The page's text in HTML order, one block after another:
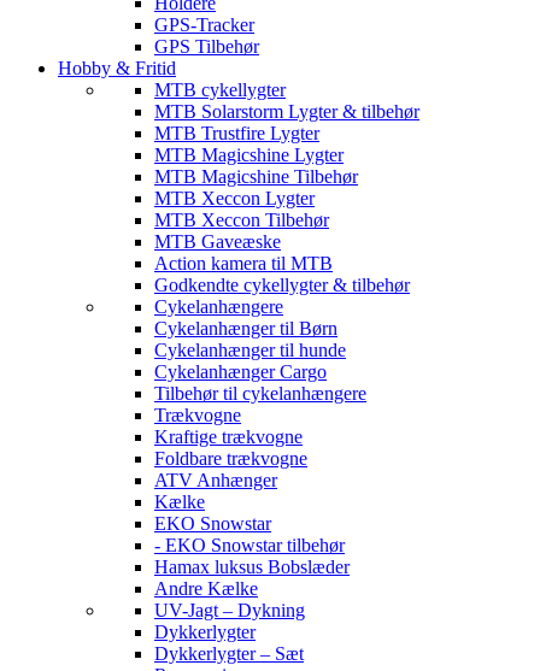
GPS-Tracker
GPS Tilbehør
Hobby & Fritid
MTB cykellygter
MTB Solarstorm Lygter & tilbehør
MTB Trustfire Lygter
MTB Magicshine Lygter
MTB Magicshine Tilbehør
MTB Xeccon Lygter
MTB Xeccon Tilbehør
MTB Gaveæske
Action kamera til MTB
Godkendte cykellygter & tilbehør
Cykelanhængere
Cykelanhænger til Børn
Cykelanhænger til hunde
Cykelanhænger Cargo
Tilbehør til cykelanhængere
Trækvogne
Kraftige trækvogne
Foldbare trækvogne
ATV Anhænger
Kælke
EKO Snowstar
- EKO Snowstar tilbehør
Hamax luksus Bobslæder
Andre Kælke
UV-Jagt – Dykning
Dykkerlygter
Dykkerlygter – Sæt